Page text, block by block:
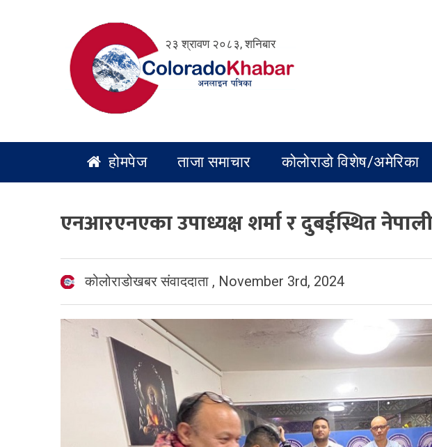
२३ श्रावण २०८३, शनिबार
होमपेज ताजा समाचार कोलोराडो विशेष/अमेरिका
एनआरएनएका उपाध्यक्ष शर्मा र दुबईस्थित
कोलोराडोखबर संवाददाता , November 3rd, 2024